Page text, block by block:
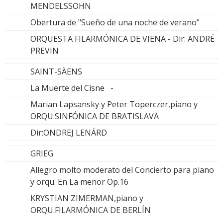
MENDELSSOHN
Obertura de "Sueño de una noche de verano"
ORQUESTA FILARMÓNICA DE VIENA - Dir: ANDRÉ
PREVIN
SAINT-SÄENS
La Muerte del Cisne -
Marian Lapsansky y Peter Toperczer,piano y
ORQU.SINFÓNICA DE BRATISLAVA
Dir:ONDREJ LENÁRD
GRIEG
Allegro molto moderato del Concierto para piano
y orqu. En La menor Op.16
KRYSTIAN ZIMERMAN,piano y
ORQU.FILARMÓNICA DE BERLÍN